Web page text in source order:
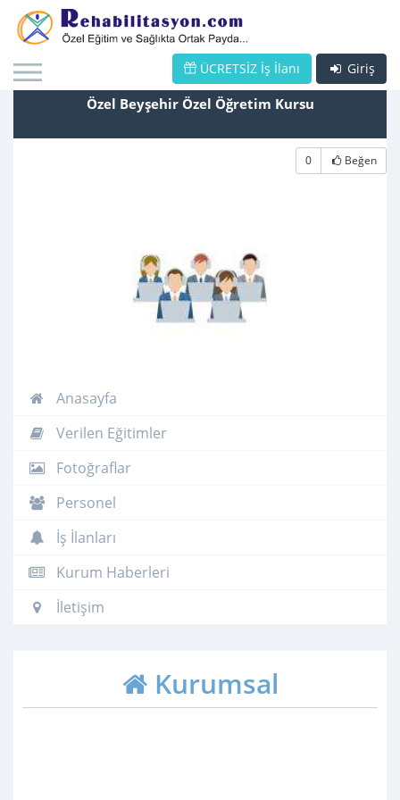
Giriş
ÜCRETSİZ İş İlanı
Özel Beyşehir Özel Öğretim Kursu
0 Beğen
Anasayfa
Verilen Eğitimler
Fotoğraflar
Personel
İş İlanları
Kurum Haberleri
İletişim
Kurumsal